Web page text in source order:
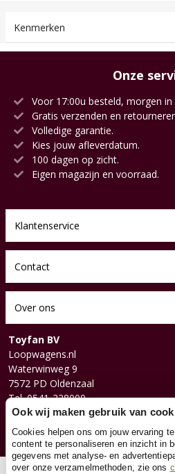
Kenmerken
Onze
Voor 17:00u besteld, morgen in
Gratis verzenden en
Volledige garantie.
Kies jouw afleverdatum.
100 dagen op zicht.
Eigen magazijn en voorraad.
Klantenservice
Contact
Over ons
Toyfan BV
Loopwagens.nl
Waterwinweg 9
7572 PD Oldenzaal
Tel. 0541-228000
Facebook
Instagram
Ook wij maken gebruik van
Cookies helpen ons om jouw ervaring
content te personaliseren en inzicht in
gegevens met analyse- en
over onze verzamelmethoden, zie ons